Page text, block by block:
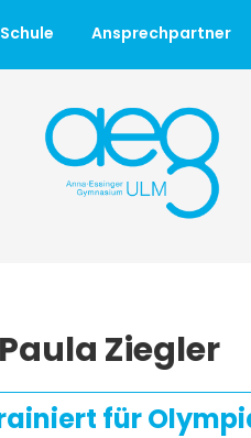
Schule Ansprechpartner
Ziegler
für